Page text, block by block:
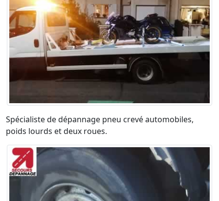
Spécialiste de dépannage pneu crevé automobiles,
poids lourds et deux roues.